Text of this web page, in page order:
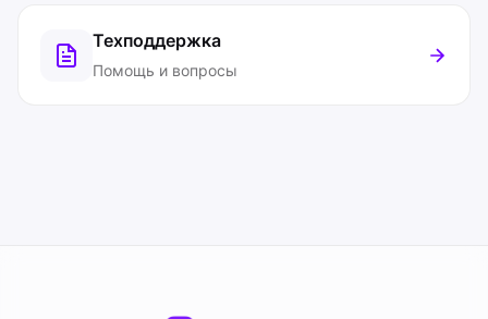
Техподдержка
Помощь и вопросы